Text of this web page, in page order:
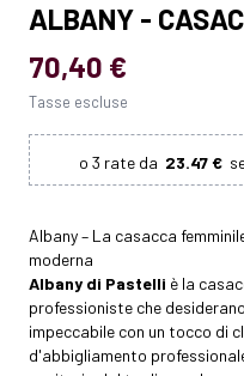
ALBANY -
70,40 €
Tasse escluse
23.47 €
Albany – La casacca
moderna
Albany di Pastelli è la
professioniste che
impeccabile con un tocco di
d'abbigliamento